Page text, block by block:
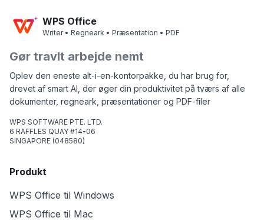
WPS Office
Writer • Regneark • Præsentation • PDF
Gør travlt arbejde nemt
Oplev den eneste alt-i-en-kontorpakke, du har brug for,
drevet af smart AI, der øger din produktivitet på tværs af alle
dokumenter, regneark, præsentationer og PDF-filer
WPS SOFTWARE PTE. LTD.
6 RAFFLES QUAY #14-06
SINGAPORE (048580)
Produkt
WPS Office til Windows
WPS Office til Mac